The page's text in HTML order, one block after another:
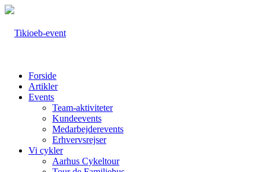
Forside
Artikler
Events
Team-aktiviteter
Kundeevents
Medarbejderevents
Erhvervsrejser
Vi cykler
Aarhus Cykeltour